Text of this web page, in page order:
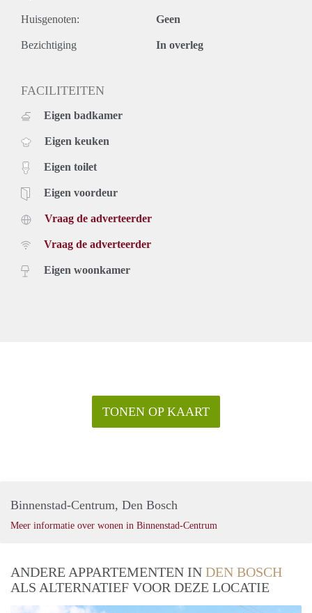
Huisgenoten: Geen
Bezichtiging In overleg
FACILITEITEN
Eigen badkamer
Eigen keuken
Eigen toilet
Eigen voordeur
Vraag de adverteerder
Vraag de adverteerder
Eigen woonkamer
TONEN OP KAART
Binnenstad-Centrum, Den Bosch
Meer informatie over wonen in Binnenstad-Centrum
ANDERE APPARTEMENTEN IN DEN BOSCH
ALS ALTERNATIEF VOOR DEZE LOCATIE